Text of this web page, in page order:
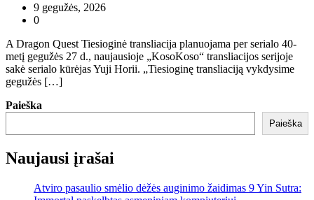
9 gegužės, 2026
0
A Dragon Quest Tiesioginė transliacija planuojama per serialo 40-
metį gegužės 27 d., naujausioje „KosoKoso“ transliacijos serijoje
sakė serialo kūrėjas Yuji Horii. „Tiesioginę transliaciją vykdysime
gegužės […]
Paieška
Paieška
Naujausi įrašai
Atviro pasaulio smėlio dėžės auginimo žaidimas 9 Yin Sutra: